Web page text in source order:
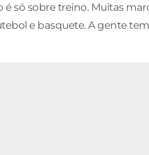
só sobre treino. Muitas
e basquete. A gente